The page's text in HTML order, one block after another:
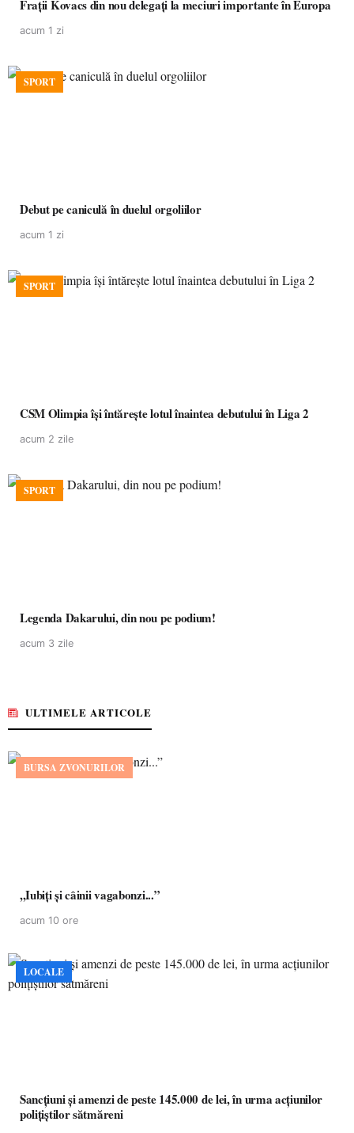
Frații Kovacs din nou delegați la meciuri importante în Europa
acum 1 zi
SPORT
Debut pe caniculă în duelul orgoliilor
acum 1 zi
SPORT
CSM Olimpia își întărește lotul înaintea debutului în Liga 2
acum 2 zile
SPORT
Legenda Dakarului, din nou pe podium!
acum 3 zile
ULTIMELE ARTICOLE
BURSA ZVONURILOR
,,Iubiți și câinii vagabonzi...”
acum 10 ore
LOCALE
Sancțiuni și amenzi de peste 145.000 de lei, în urma acțiunilor
polițiștilor sătmăreni